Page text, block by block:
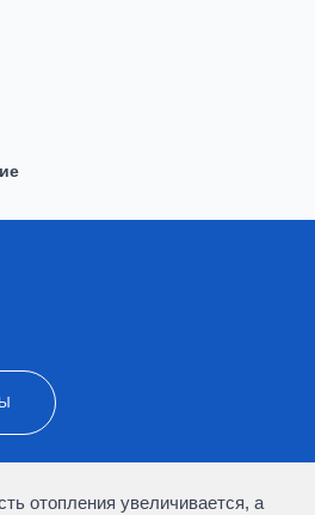
отопления увеличивается, а